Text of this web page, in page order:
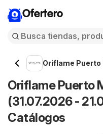
Ofertero
Oriflame
Oriflame Puerto
(31.07.2026 -
Catálogos